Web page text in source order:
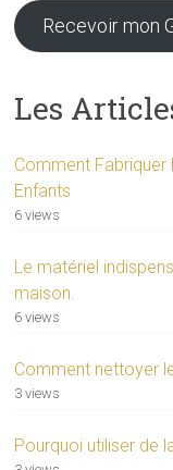
Recevoir mon
Les
Comment
Enfants
6 views
Le matériel
maison.
6 views
Comment nettoyer
3 views
Pourquoi utiliser de